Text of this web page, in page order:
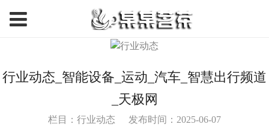
行业动态_智能设备_运动_汽车_智慧出行频道
_天极网
栏目：行业动态 发布时间：2025-06-07